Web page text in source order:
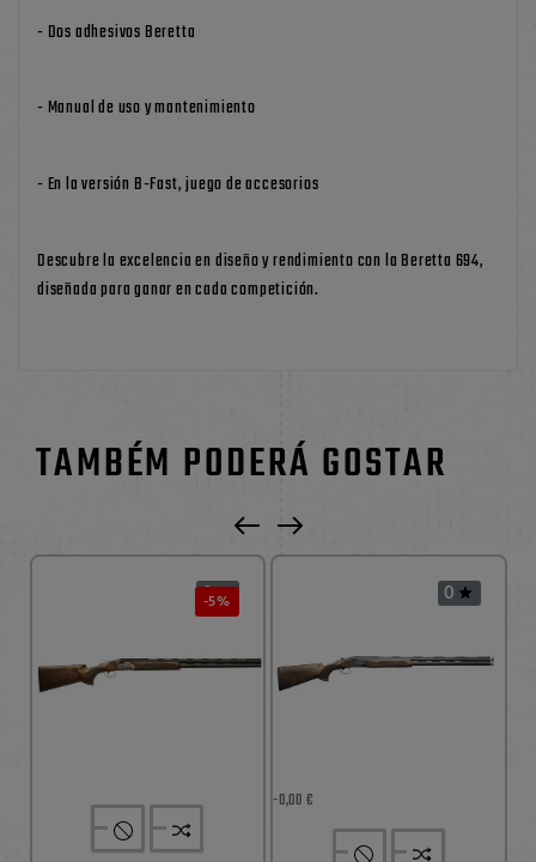
- Dos adhesivos Beretta
- Manual de uso y mantenimiento
- En la versión B-Fast, juego de accesorios
Descubre la excelencia en diseño y rendimiento con la Beretta 694,
diseñada para ganar en cada competición.
TAMBÉM PODERÁ GOSTAR
-5%
0 
-0,00 €
0 